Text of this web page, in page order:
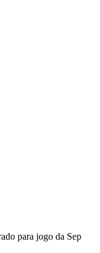
para jogo da Sep